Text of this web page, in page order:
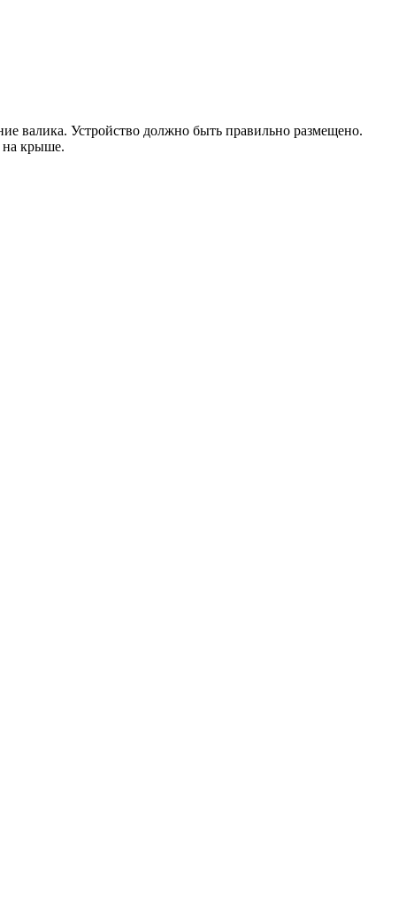
валика. Устройство должно быть правильно размещено.
на крыше.